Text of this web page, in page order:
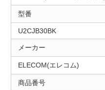
型番
U2CJB30BK
メーカー
ELECOM(エレコム)
商品番号